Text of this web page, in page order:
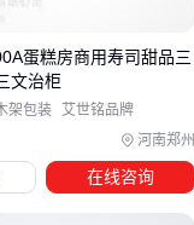
河南郑州
蛋糕房商用寿司甜品三
文治柜
架包装 艾世铭品牌
在线咨询